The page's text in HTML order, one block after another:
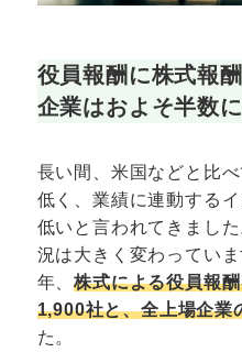
役員報酬に株式報
企業はおよそ半数に
長い間、米国などと比
低く、業績に連動する
低いと言われてきまし
況は大きく変わってい
年、株式による役員報
1,900社と、全上場企業
た。